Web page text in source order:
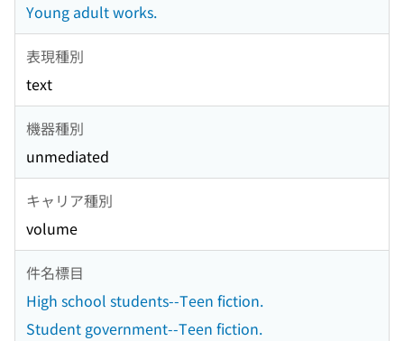
Young adult works.
表現種別
text
機器種別
unmediated
キャリア種別
volume
件名標目
High school students--Teen fiction.
Student government--Teen fiction.